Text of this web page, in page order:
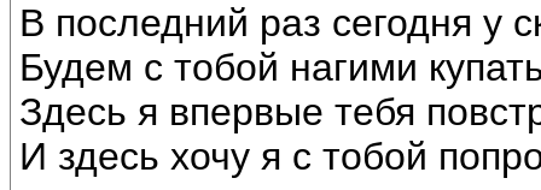
В последний раз сегодня у
Будем с тобой нагими
Здесь я впервые тебя
И здесь хочу я с тобой